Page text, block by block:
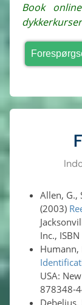
Book online og spar 10% på dykkerture og
Allen, G.,
(2003)
Inc.,
Humann,
USA:
878348-